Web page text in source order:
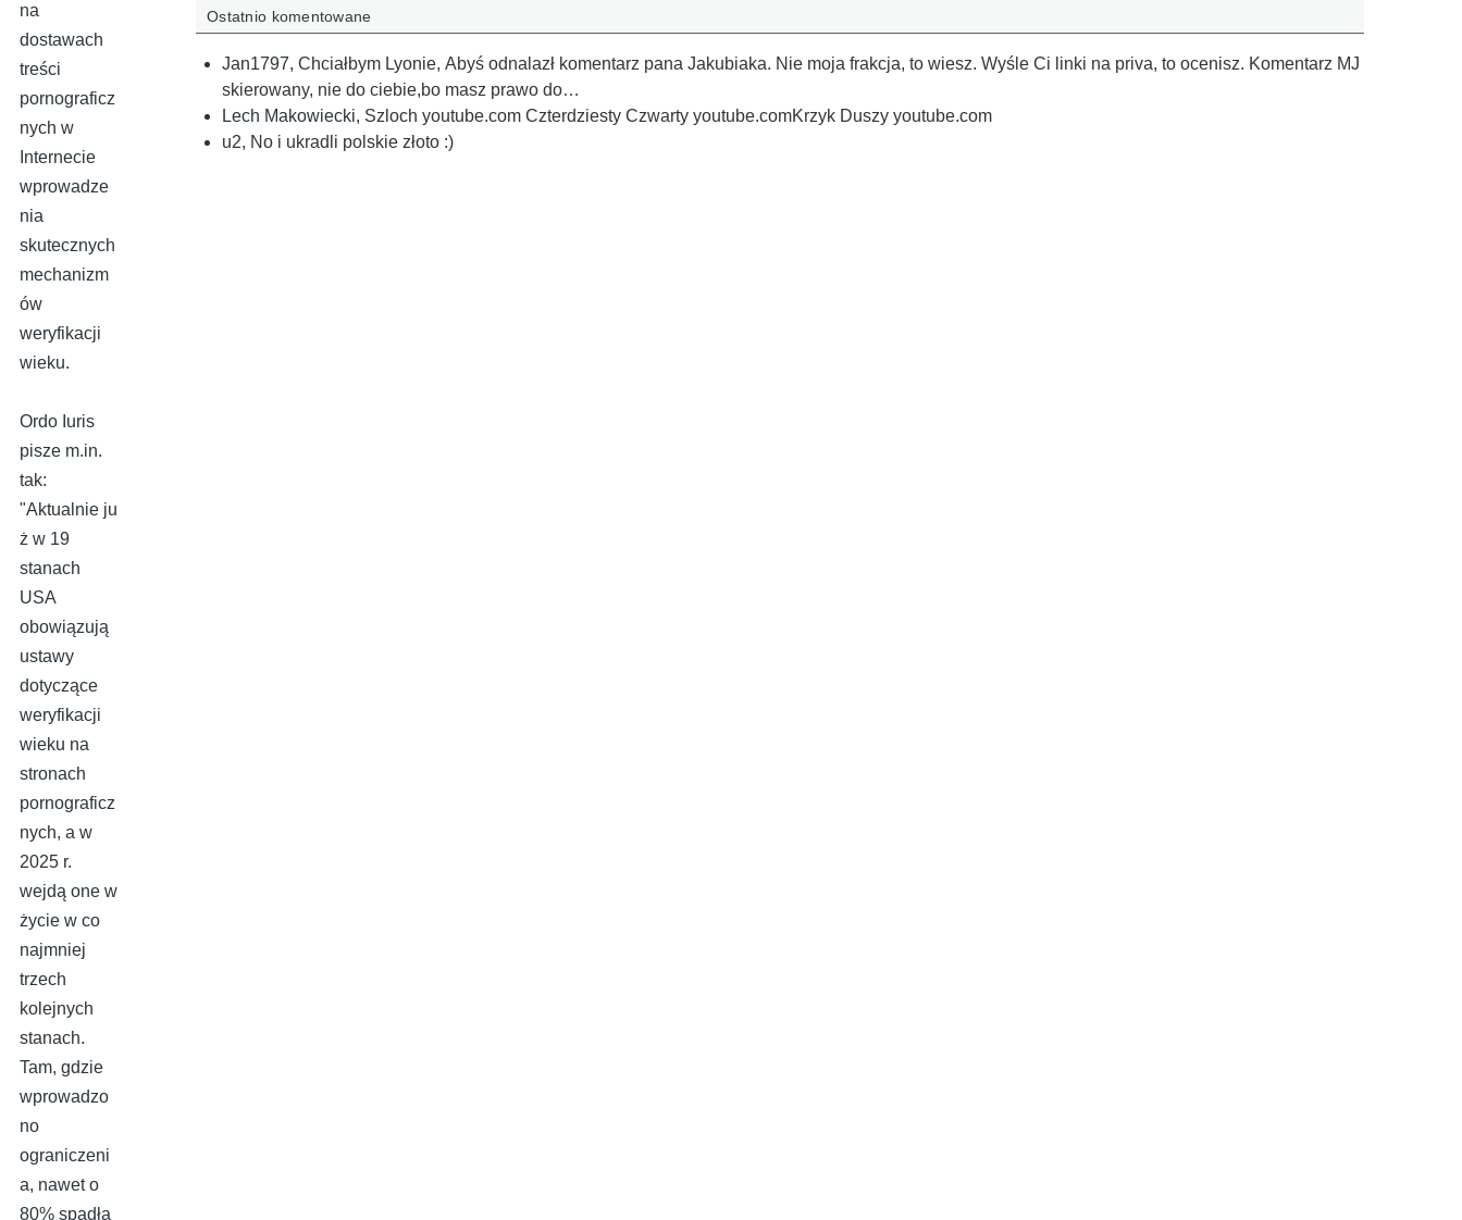
na
dostawach
treści
pornograficz
nych w
Internecie
wprowadze
nia
skutecznych
mechanizm
ów
weryfikacji
wieku.
Ordo Iuris
pisze m.in.
tak:
"Aktualnie ju
ż w 19
stanach
USA
obowiązują
ustawy
dotyczące
weryfikacji
wieku na
stronach
pornograficz
nych, a w
2025 r.
wejdą one w
życie w co
najmniej
trzech
kolejnych
stanach.
Tam, gdzie
wprowadzo
no
ograniczeni
a, nawet o
80% spadła
Ostatnio komentowane
Jan1797, Chciałbym Lyonie, Abyś odnalazł komentarz pana Jakubiaka. Nie moja frakcja, to wiesz. Wyśle Ci linki na priva, to ocenisz. Komentarz MJ
skierowany, nie do ciebie,bo masz prawo do…
Lech Makowiecki, Szloch youtube.com Czterdziesty Czwarty youtube.comKrzyk Duszy youtube.com
u2, No i ukradli polskie złoto :)